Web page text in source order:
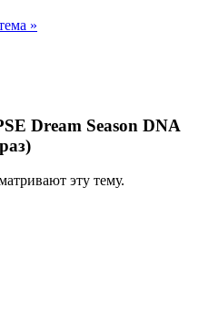
»
Dream Season DNA
эту тему.